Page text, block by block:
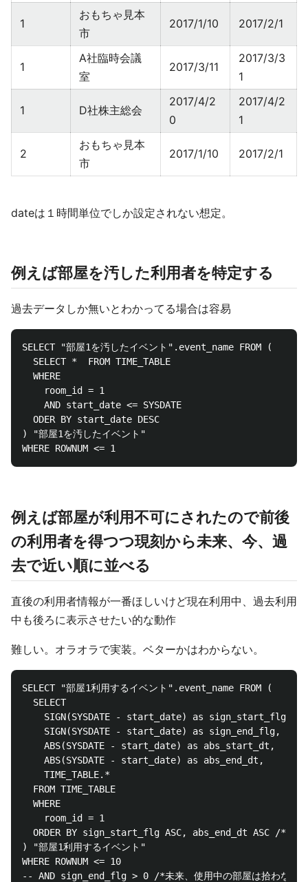
1
おもちゃ見本
市
2017/1/10 2017/2/1
1
A社臨時会議
室
2017/3/11
2017/3/3
1
1 D社株主総会
2017/4/2
0
2017/4/2
1
2
おもちゃ見本
市
2017/1/10 2017/2/1
dateは１時間単位でしか設定されない想定。
例えば部屋を汚した利用者を特定する
過去データしか無いとわかってる場合は容易
SELECT "部屋1を汚したイベント".event_name FROM (
  SELECT *  FROM TIME_TABLE
  WHERE
    room_id = 1
    AND start_date <= SYSDATE
  ODER BY start_date DESC
) "部屋1を汚したイベント"
例えば部屋が利用不可にされたので前後
の利用者を得つつ現刻から未来、今、過
去で近い順に並べる
直後の利用者情報が一番ほしいけど現在利用中、過去利用
中も後ろに表示させたい的な動作
難しい。オラオラで実装。ベターかはわからない。
SELECT "部屋1利用するイベント".event_name FROM (
  SELECT
SIGN(SYSDATE - start_date) as sign_start_flg,/*
    SIGN(SYSDATE - start_date) as sign_end_flg,
    ABS(SYSDATE - start_date) as abs_start_dt,
    ABS(SYSDATE - start_date) as abs_end_dt,
    TIME_TABLE.*
  FROM TIME_TABLE
  WHERE
    room_id = 1
ORDER BY sign_start_flg ASC, abs_end_dt ASC /*開始日
) "部屋1利用するイベント"
WHERE ROWNUM <= 10
-- AND sign_end_flg > 0 /*未来、使用中の部屋は拾わない